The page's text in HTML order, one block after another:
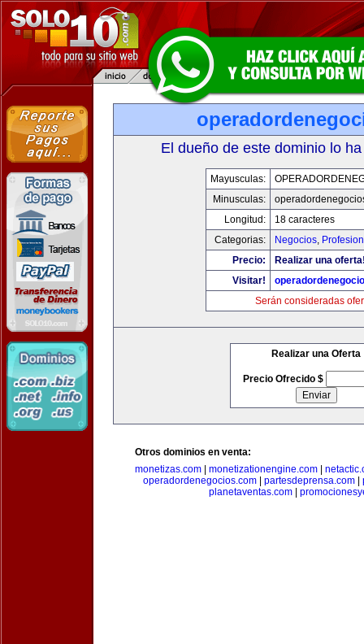
El dueño de este dominio lo
Mayusculas:
Minusculas:
Longitud:
18 caracteres
Categorias:
Negocios,
Precio:
Realizar una
Visitar!
Serán consideradas
Realizar una Oferta
Precio Ofrecido $
Otros dominios en venta:
monetizas.com
monetizationengine.com
operadordenegocios.com
partesdeprensa.com
planetaventas.com